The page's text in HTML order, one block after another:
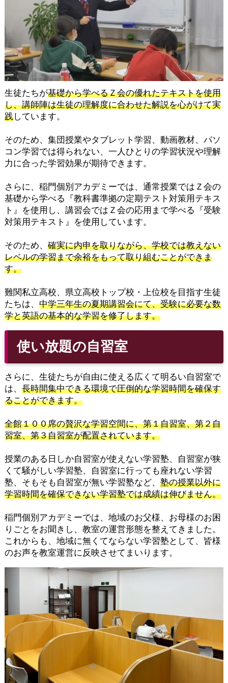
生徒たちが基礎から学べるＺ会の優れたテキストを使用
し、講師陣は生徒の理解度に合わせた解説を心がけて実
践しています。
そのため、集団授業やタブレット学習、動画教材、パソ
コン学習では得られない、一人ひとりの学習状況や理解
力に合った学習効果が期待できます。
さらに、稲門個別アカデミーでは、通常授業ではＺ会の
基礎から学べる『教科書準拠の定期テスト対策用テキス
ト』を使用し、講習会ではＺ会の応用まで学べる『受験
対策用テキスト』を使用しています。
そのため、 確実に内申を取りながら、学校では教えない
レベルの学習まで余裕をもって取り組むことができま
す。
難関私立高校、県立高校トップ校・上位校を目指す生徒
たちは、 中学三年生の夏期講習会にて、受験に必要な数
学と英語の基本的な学習を修了します。
使い放題の自習室
さらに、生徒たちが自由に使える広くて明るい自習室で
は、 長時間集中できる環境で圧倒的な学習時間を確保す
ることができます。
全館１００席の贅沢な学習空間に、第１自習室、第２自
習室、第３自習室が配置されています。
授業のある日しか自習室が使えない学習塾、自習室が狭
くて騒がしい学習塾、自習室に行っても座れない学習
塾、そもそも自習室が無い学習塾など、 塾の授業以外に
学習時間を確保できない学習塾では成績は伸びません。
稲門個別アカデミーでは、地域のお父様、お母様のお困
りごとをお聞きし、教室の運営形態を整えてきました。
これからも、地域に無くてならない学習塾として、皆様
のお声を教室運営に反映させてまいります。